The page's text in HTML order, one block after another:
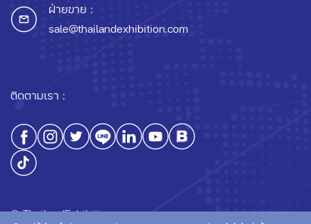
ฝ่ายขาย :
sale@thailandexhibition.com
ติดตามเรา :
© ThailandExhibition.com